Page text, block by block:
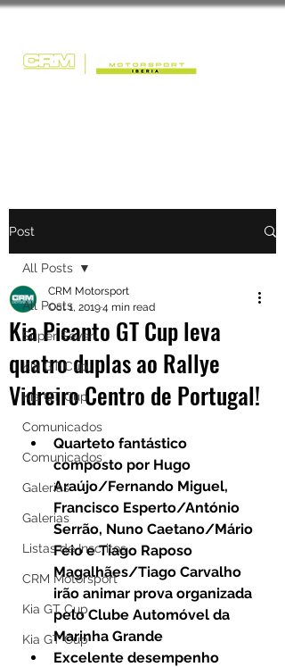
Post
All Posts
Super Seven
Kia GT Cup
Kia GT Cup
Comunicados
Comunicados
Galerias
Galerias
Listas de Inscritos
CRM Motorsport
Kia GT Cup
Kia GT Cup
All Posts
Kia Picanto GT Cup leva
quatro duplas ao Rallye
Vidreiro Centro de Portugal!
CRM Motorsport
Oct 1, 20194 min read
Quarteto fantástico
composto por Hugo
Araújo/Fernando Miguel,
Francisco Esperto/António
Serrão, Nuno Caetano/Mário
Feio e Tiago Raposo
Magalhães/Tiago Carvalho
irão animar prova organizada
pelo Clube Automóvel da
Marinha Grande
Excelente desempenho